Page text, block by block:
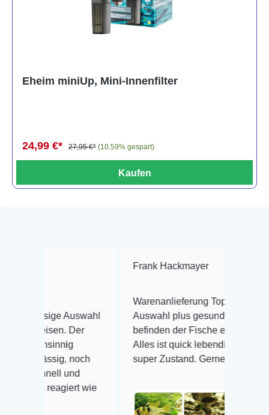
Eheim miniUp, Mini-Innenfilter
24,99 €* 27,95 €* (10.59% gespart)
Kaufen
Auswahl
noch
reagiert wie
Frank Hackmayer ★★★★
Warenanlieferung Top und die
Auswahl plus gesundheitliches
befinden der Fische einwandfrei.
Alles ist quick lebendig und im
super Zustand. Gerne wieder 😃